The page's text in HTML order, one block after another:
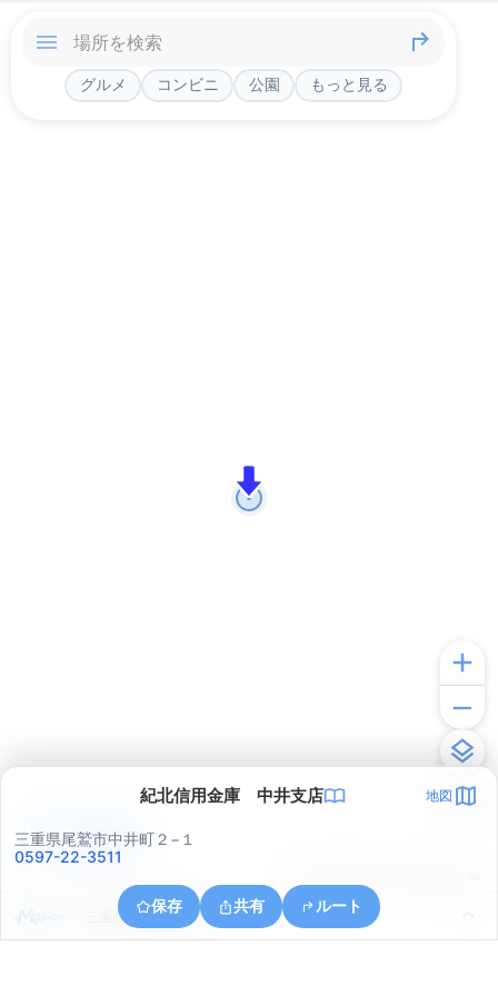
グルメ コンビニ 公園 もっと見る
紀北信用金庫 中井支店 地図
三重県尾鷲市中井町２−１
0597-22-3511
保存 共有 ルート
三重県尾鷲市南浦
アプリで見る